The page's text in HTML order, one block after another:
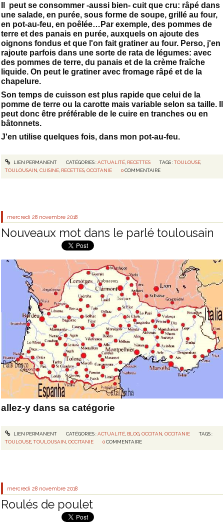
Il peut se consommer -aussi bien- cuit que cru: râpé dans
une salade, en purée, sous forme de soupe, grillé au four,
en pot-au-feu, en poêlée…Par exemple, des pommes de
terre et des panais en purée, auxquels on ajoute des
oignons fondus et que l'on fait gratiner au four. Perso, j'en
rajoute parfois dans une sorte de rata de légumes: avec
des pommes de terre, du panais et de la crème fraîche
liquide. On peut le gratiner avec fromage râpé et de la
chapelure.
Son temps de cuisson est plus rapide que celui de la
pomme de terre ou la carotte mais variable selon sa taille. Il
peut donc être préférable de le cuire en tranches ou en
bâtonnets.
J'en utilise quelques fois, dans mon pot-au-feu.
LIEN PERMANENT CATÉGORIES :ACTUALITÉ, RECETTES TAGS :TOULOUSE,
TOULOUSAIN,CUISINE, RECETTES,OCCITANIE 0 COMMENTAIRE
mercredi 28 novembre 2018
Nouveaux mot dans le parlé toulousain
allez-y dans sa catégorie
LIEN PERMANENT CATÉGORIES :ACTUALITÉ, BLOG, OCCITAN, OCCITANIE
TAGS :
TOULOUSE,TOULOUSAIN,OCCITANIE 0 COMMENTAIRE
mercredi 28 novembre 2018
Roulés de poulet